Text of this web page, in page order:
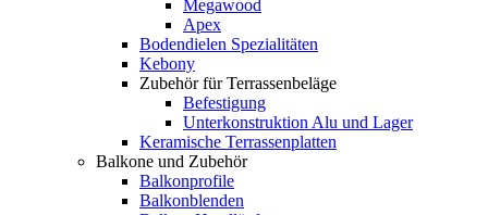
Megawood
Apex
Bodendielen Spezialitäten
Kebony
Zubehör für Terrassenbeläge
Befestigung
Unterkonstruktion Alu und Lager
Keramische Terrassenplatten
Balkone und Zubehör
Balkonprofile
Balkonblenden